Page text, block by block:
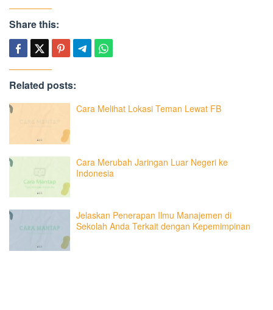
Share this:
Related posts:
Cara Melihat Lokasi Teman Lewat FB
Cara Merubah Jaringan Luar Negeri ke
Indonesia
Jelaskan Penerapan Ilmu Manajemen di
Sekolah Anda Terkait dengan Kepemimpinan